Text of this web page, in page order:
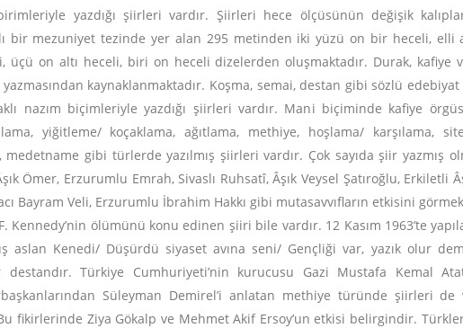
yazdığı şiirleri vardır. Şiirleri hece ölçüsünün değişik
bir mezuniyet tezinde yer alan 295 metinden iki yüzü on bir heceli, elli
on altı heceli, biri on heceli dizelerden oluşmaktadır. Durak, kafiye
yazmasından kaynaklanmaktadır. Koşma, semai, destan gibi sözlü
nazım biçimleriyle yazdığı şiirleri vardır. Mani biçiminde kafiye
yiğitleme/ koçaklama, ağıtlama, methiye, hoşlama/ karşılama,
gibi türlerde yazılmış şiirleri vardır. Çok sayıda şiir yazmış
Ömer, Erzurumlu Emrah, Sivaslı Ruhsatî, Âşık Veysel Şatıroğlu, Erkiletli
Bayram Veli, Erzurumlu İbrahim Hakkı gibi mutasavvıfların etkisini
Kennedy’nin ölümünü konu edinen şiiri bile vardır. 12 Kasım 1963’te
aslan Kenedi/ Düşürdü siyaset avına seni/ Gençliği var, yazık olur
Türkiye Cumhuriyeti’nin kurucusu Gazi Mustafa Kemal
Süleyman Demirel’i anlatan methiye türünde şiirleri
fikirlerinde Ziya Gökalp ve Mehmet Akif Ersoy’un etkisi belirgindir.